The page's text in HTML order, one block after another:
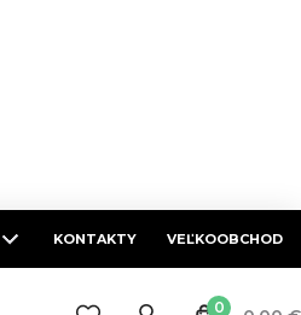
KONTAKTY VEĽKOOBCHOD
0